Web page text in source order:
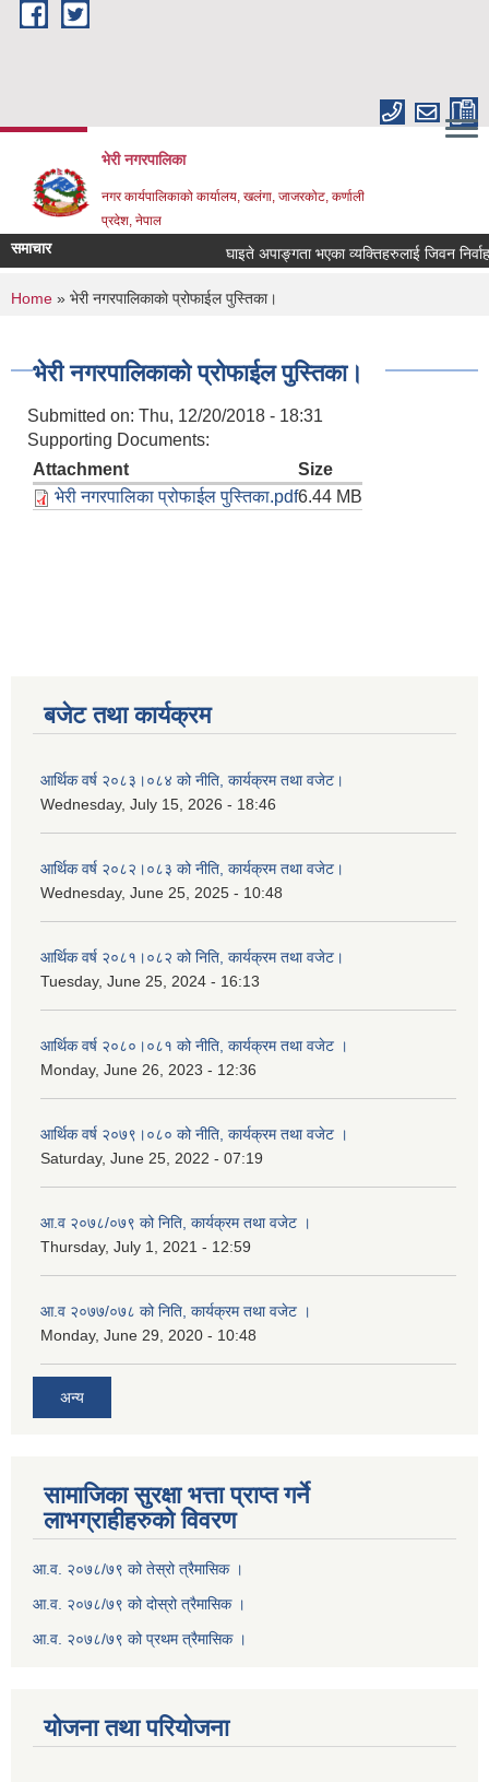
Skip to main content
भेरी नगरपालिका
नगर कार्यपालिकाको कार्यालय, खलंगा, जाजरकोट, कर्णाली
प्रदेश, नेपाल
समाचार घाइते अपाङ्गता भएका व्यक्तिहरुलाई जिवन निर्वाह
You are here
Home » भेरी नगरपालिकाकाे प्रोफाईल पुस्तिका।
भेरी नगरपालिकाकाे प्रोफाईल पुस्तिका।
Submitted on: Thu, 12/20/2018 - 18:31
Supporting Documents:
Attachment
Size
भेरी नगरपालिका प्रोफाईल पुस्तिका.pdf6.44 MB
बजेट तथा कार्यक्रम
आर्थिक वर्ष २०८३।०८४ को नीति, कार्यक्रम तथा वजेट।
Wednesday, July 15, 2026 - 18:46
आर्थिक वर्ष २०८२।०८३ को नीति, कार्यक्रम तथा वजेट।
Wednesday, June 25, 2025 - 10:48
आर्थिक वर्ष २०८१।०८२ को निति, कार्यक्रम तथा वजेट।
Tuesday, June 25, 2024 - 16:13
आर्थिक वर्ष २०८०।०८१ को नीति, कार्यक्रम तथा वजेट ।
Monday, June 26, 2023 - 12:36
आर्थिक वर्ष २०७९।०८० को नीति, कार्यक्रम तथा वजेट ।
Saturday, June 25, 2022 - 07:19
आ.व २०७८/०७९ को निति, कार्यक्रम तथा वजेट ।
Thursday, July 1, 2021 - 12:59
आ.व २०७७/०७८ को निति, कार्यक्रम तथा वजेट ।
Monday, June 29, 2020 - 10:48
अन्य
सामाजिका सुरक्षा भत्ता प्राप्त गर्ने
लाभग्राहीहरुको विवरण
आ.व. २०७८/७९ को तेस्रो त्रैमासिक ।
आ.व. २०७८/७९ को दोस्रो त्रैमासिक ।
आ.व. २०७८/७९ को प्रथम त्रैमासिक ।
योजना तथा परियोजना